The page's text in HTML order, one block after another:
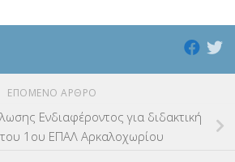
ΕΠΌΜΕΝΟ ΆΡΘΡΟ
Ενδιαφέροντος για διδακτική
1ου ΕΠΑΛ Αρκαλοχωρίου